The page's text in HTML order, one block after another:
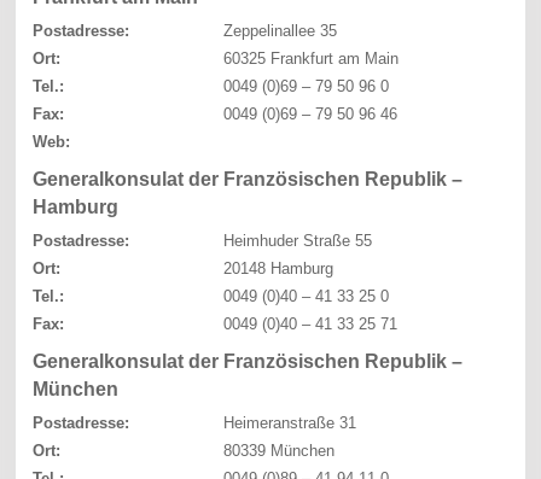
Postadresse:
Zeppelinallee 35
Ort:
60325 Frankfurt am Main
Tel.:
0049 (0)69 – 79 50 96 0
Fax:
0049 (0)69 – 79 50 96 46
Web:
Generalkonsulat der Französischen Republik –
Hamburg
Postadresse:
Heimhuder Straße 55
Ort:
20148 Hamburg
Tel.:
0049 (0)40 – 41 33 25 0
Fax:
0049 (0)40 – 41 33 25 71
Generalkonsulat der Französischen Republik –
München
Postadresse:
Heimeranstraße 31
Ort:
80339 München